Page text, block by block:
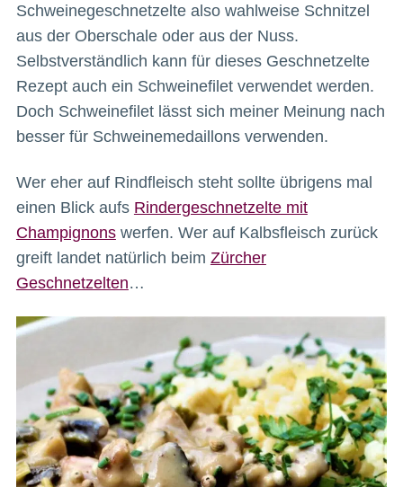
Schweinegeschnetzelte also wahlweise Schnitzel
aus der Oberschale oder aus der Nuss.
Selbstverständlich kann für dieses Geschnetzelte
Rezept auch ein Schweinefilet verwendet werden.
Doch Schweinefilet lässt sich meiner Meinung nach
besser für Schweinemedaillons verwenden.
Wer eher auf Rindfleisch steht sollte übrigens mal
einen Blick aufs Rindergeschnetzelte mit
Champignonswerfen. Wer auf Kalbsfleisch zurück
greift landet natürlich beim Zürcher
Geschnetzelten…